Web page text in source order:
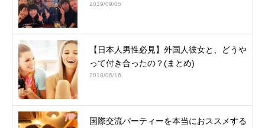
2019/09/05
【日本人男性必見】外国人彼女と、どうや
って付き合ったの？(まとめ)
2018/06/16
国際交流パーティーを本当におススメする